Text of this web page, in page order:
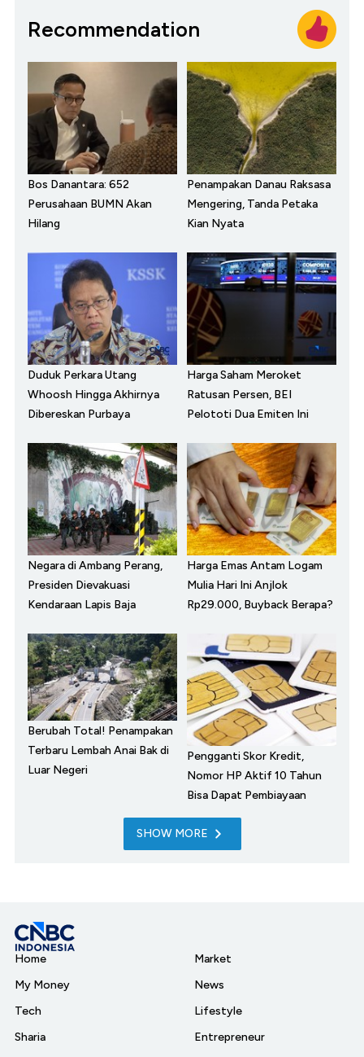
Recommendation
Bos Danantara: 652
Perusahaan BUMN Akan
Hilang
Penampakan Danau Raksasa
Mengering, Tanda Petaka
Kian Nyata
Duduk Perkara Utang
Whoosh Hingga Akhirnya
Dibereskan Purbaya
Harga Saham Meroket
Ratusan Persen, BEI
Pelototi Dua Emiten Ini
Negara di Ambang Perang,
Presiden Dievakuasi
Kendaraan Lapis Baja
Harga Emas Antam Logam
Mulia Hari Ini Anjlok
Rp29.000, Buyback Berapa?
Berubah Total! Penampakan
Terbaru Lembah Anai Bak di
Luar Negeri
Pengganti Skor Kredit,
Nomor HP Aktif 10 Tahun
Bisa Dapat Pembiayaan
SHOW MORE
Home
My Money
Tech
Sharia
Market
News
Lifestyle
Entrepreneur